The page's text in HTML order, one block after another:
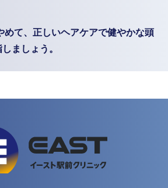
めて、正しいヘアケアで健やかな頭
ましょう。